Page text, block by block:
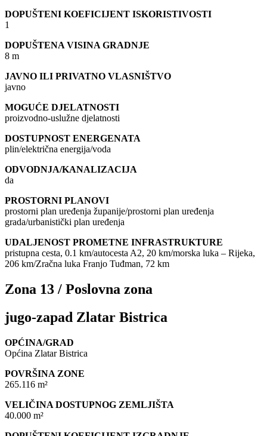
DOPUŠTENI KOEFICIJENT ISKORISTIVOSTI
1
DOPUŠTENA VISINA GRADNJE
8 m
JAVNO ILI PRIVATNO VLASNIŠTVO
javno
MOGUĆE DJELATNOSTI
proizvodno-uslužne djelatnosti
DOSTUPNOST ENERGENATA
plin/električna energija/voda
ODVODNJA/KANALIZACIJA
da
PROSTORNI PLANOVI
prostorni plan uređenja županije/prostorni plan uređenja
grada/urbanistički plan uređenja
UDALJENOST PROMETNE INFRASTRUKTURE
pristupna cesta, 0.1 km/autocesta A2, 20 km/morska luka – Rijeka,
206 km/Zračna luka Franjo Tuđman, 72 km
Zona 13 / Poslovna zona
jugo-zapad Zlatar Bistrica
OPĆINA/GRAD
Općina Zlatar Bistrica
POVRŠINA ZONE
265.116 m²
VELIČINA DOSTUPNOG ZEMLJIŠTA
40.000 m²